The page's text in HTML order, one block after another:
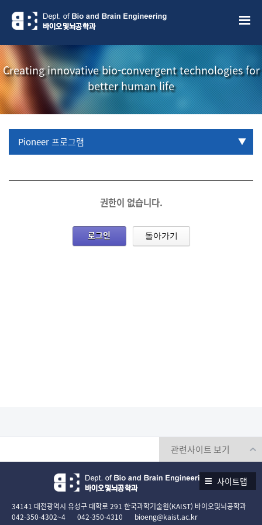
Creating innovative bio-convergent technologies for
better human life
Pioneer 프로그램
권한이 없습니다.
로그인 돌아가기
사이트맵
34141 대전광역시 유성구 대학로 291 한국과학기술원(KAIST) 바이오및뇌공학과
042-350-4302~4
042-350-4310 bioeng@kaist.ac.kr